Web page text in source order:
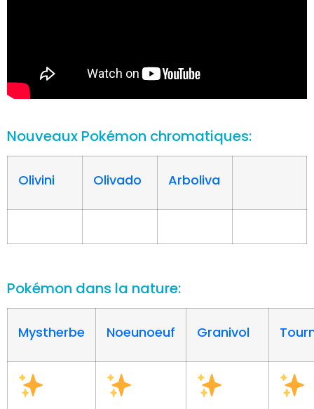
Nouveaux Pokémon chromatiques:
Olivini Olivado Arboliva
Pokémon dans la nature:
Mystherbe Noeunoeuf Granivol